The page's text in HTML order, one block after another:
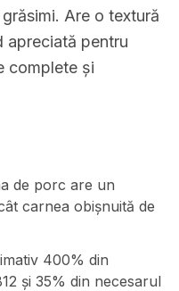
Are o textură
apreciată pentru
complete și
de porc are un
carnea obișnuită de
400% din
și 35% din necesarul